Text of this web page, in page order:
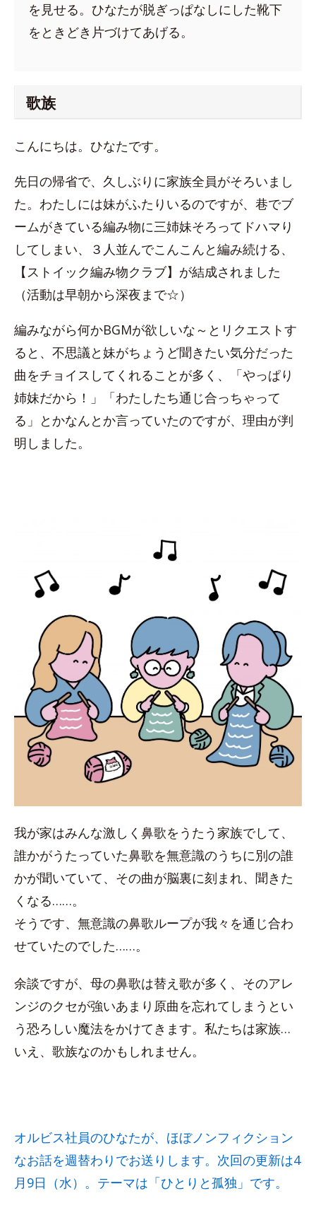
を見せる。ひなたが脱ぎっぱなしにした靴下
をときどき片づけてあげる。
歌族
こんにちは。ひなたです。
先日の帰省で、久しぶりに家族全員がそろいまし
た。わたしには妹がふたりいるのですが、巷でブ
ームがきている編み物に三姉妹そろってドハマり
してしまい、３人並んでこんこんと編み続ける、
【ストイック編み物クラブ】が結成されました
（活動は早朝から深夜まで☆）
編みながら何かBGMが欲しいな～とリクエストす
ると、不思議と妹がちょうど聞きたい気分だった
曲をチョイスしてくれることが多く、「やっぱり
姉妹だから！」「わたしたち通じ合っちゃって
る」とかなんとか言っていたのですが、理由が判
明しました。
我が家はみんな激しく鼻歌をうたう家族でして、
誰かがうたっていた鼻歌を無意識のうちに別の誰
かが聞いていて、その曲が脳裏に刻まれ、聞きた
くなる……。
そうです、無意識の鼻歌ループが我々を通じ合わ
せていたのでした……。
余談ですが、母の鼻歌は替え歌が多く、そのアレ
ンジのクセが強いあまり原曲を忘れてしまうとい
う恐ろしい魔法をかけてきます。私たちは家族…
いえ、歌族なのかもしれません。
オルビス社員のひなたが、ほぼノンフィクション
なお話を週替わりでお送りします。次回の更新は4
月9日（水）。テーマは「ひとりと孤独」です。